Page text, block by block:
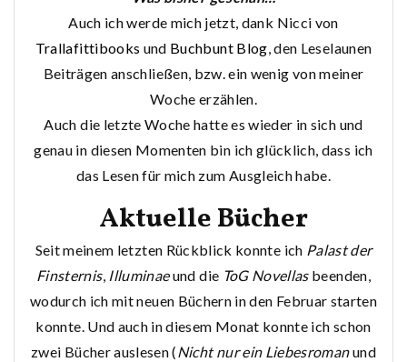
Auch ich werde mich jetzt, dank Nicci von
Trallafittibooks und Buchbunt Blog, den Leselaunen
Beiträgen anschließen, bzw. ein wenig von meiner
Woche erzählen.
Auch die letzte Woche hatte es wieder in sich und
genau in diesen Momenten bin ich glücklich, dass ich
das Lesen für mich zum Ausgleich habe.
Aktuelle Bücher
Seit meinem letzten Rückblick konnte ich Palast der
Finsternis,Illuminaeund die ToG Novellasbeenden,
wodurch ich mit neuen Büchern in den Februar starten
konnte. Und auch in diesem Monat konnte ich schon
zwei Bücher auslesen (Nicht nur ein Liebesromanund